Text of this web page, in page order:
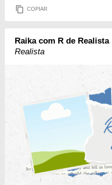
COPIAR
Raika com R de Realista
Realista